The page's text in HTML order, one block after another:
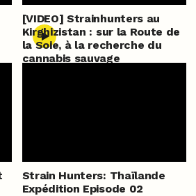
[VIDEO] Strainhunters au
Kirghizistan : sur la Route de
la Soie, à la recherche du
cannabis sauvage
Strain Hunters: Thaïlande
Expédition Episode 02